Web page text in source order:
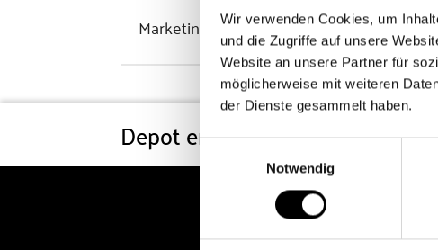
Wir verwenden Cookies, um
und die Zugriffe auf unsere
Website an unsere Partner für
möglicherweise mit weiteren
der Dienste gesammelt haben.
Einwilligungsauswahl
Notwendig
Marketinghinweis
Depot eröffnen